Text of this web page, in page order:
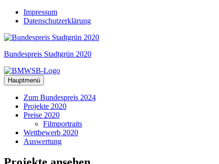
Zum
Inhalt
Impressum
Datenschutzerklärung
Bundespreis Stadtgrün 2020
Hauptmenü
Zum Bundespreis 2024
Projekte 2020
Preise 2020
Filmportraits
Wettbewerb 2020
Auswertung